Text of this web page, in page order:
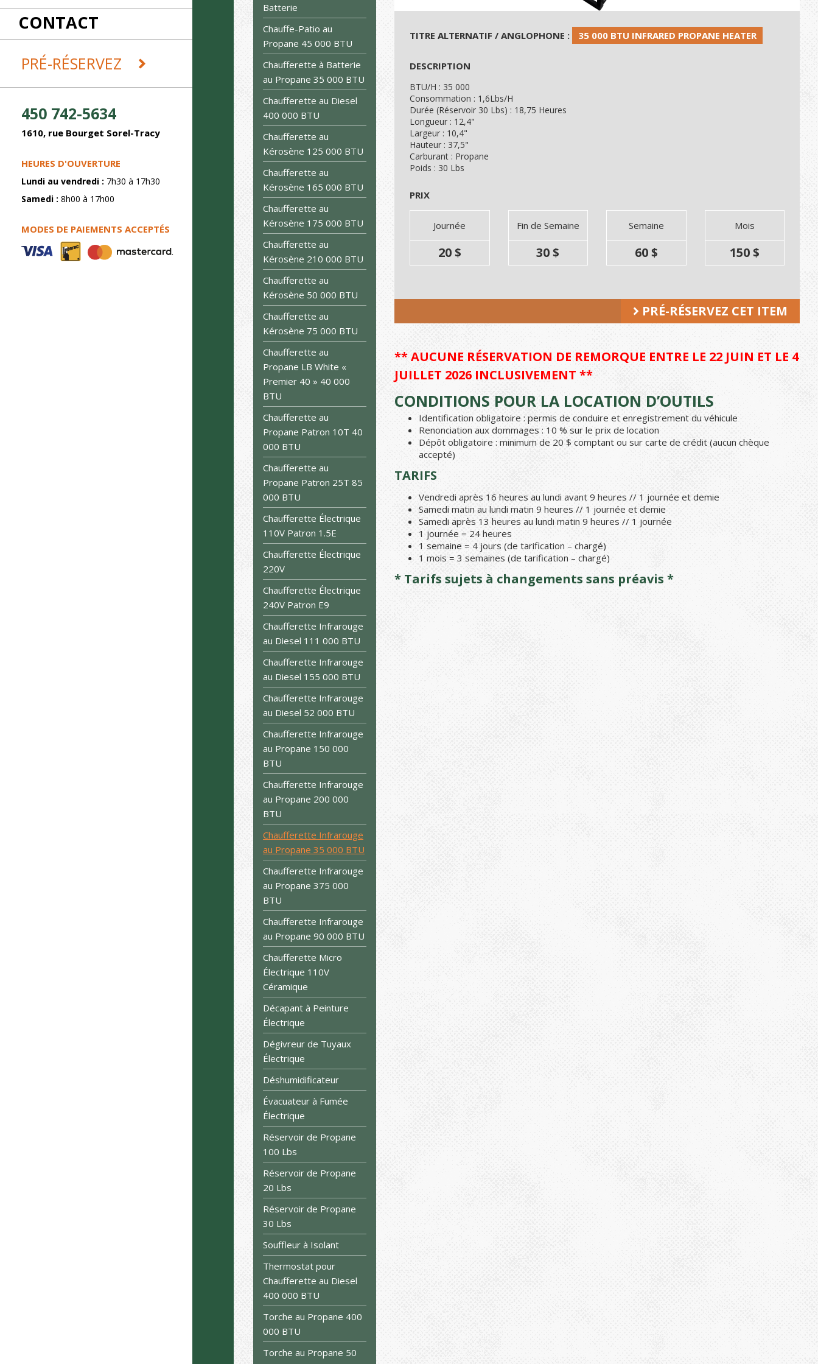
CONTACT
PRÉ-RÉSERVEZ
450 742-5634
1610, rue Bourget Sorel-Tracy
HEURES D'OUVERTURE
Lundi au vendredi : 7h30 à 17h30
Samedi : 8h00 à 17h00
MODES DE PAIEMENTS ACCEPTÉS
REMORQUES ET DÉMÉNAGEMENT
SABLAGE
Batterie
Chauffe-Patio au
Propane 45 000 BTU
Chaufferette à Batterie
au Propane 35 000 BTU
Chaufferette au Diesel
400 000 BTU
Chaufferette au
Kérosène 125 000 BTU
Chaufferette au
Kérosène 165 000 BTU
Chaufferette au
Kérosène 175 000 BTU
Chaufferette au
Kérosène 210 000 BTU
Chaufferette au
Kérosène 50 000 BTU
Chaufferette au
Kérosène 75 000 BTU
Chaufferette au
Propane LB White «
Premier 40 » 40 000
BTU
Chaufferette au
Propane Patron 10T 40
000 BTU
Chaufferette au
Propane Patron 25T 85
000 BTU
Chaufferette Électrique
110V Patron 1.5E
Chaufferette Électrique
220V
Chaufferette Électrique
240V Patron E9
Chaufferette Infrarouge
au Diesel 111 000 BTU
Chaufferette Infrarouge
au Diesel 155 000 BTU
Chaufferette Infrarouge
au Diesel 52 000 BTU
Chaufferette Infrarouge
au Propane 150 000
BTU
Chaufferette Infrarouge
au Propane 200 000
BTU
Chaufferette Infrarouge
au Propane 35 000 BTU
Chaufferette Infrarouge
au Propane 375 000
BTU
Chaufferette Infrarouge
au Propane 90 000 BTU
Chaufferette Micro
Électrique 110V
Céramique
Décapant à Peinture
Électrique
Dégivreur de Tuyaux
Électrique
Déshumidificateur
Évacuateur à Fumée
Électrique
Réservoir de Propane
100 Lbs
Réservoir de Propane
20 Lbs
Réservoir de Propane
30 Lbs
Souffleur à Isolant
Thermostat pour
Chaufferette au Diesel
400 000 BTU
Torche au Propane 400
000 BTU
Torche au Propane 50
TITRE ALTERNATIF / ANGLOPHONE : 35 000 BTU INFRARED PROPANE HEATER
DESCRIPTION
BTU/H : 35 000
Consommation : 1,6Lbs/H
Durée (Réservoir 30 Lbs) : 18,75 Heures
Longueur : 12,4"
Largeur : 10,4"
Hauteur : 37,5"
Carburant : Propane
Poids : 30 Lbs
PRIX
Journée
20 $
Fin de Semaine
30 $
Semaine
60 $
Mois
150 $
PRÉ-RÉSERVEZ CET ITEM
** AUCUNE RÉSERVATION DE REMORQUE ENTRE LE 22 JUIN ET LE 4
JUILLET 2026 INCLUSIVEMENT **
CONDITIONS POUR LA LOCATION D’OUTILS
Identification obligatoire : permis de conduire et enregistrement du véhicule
Renonciation aux dommages : 10 % sur le prix de location
Dépôt obligatoire : minimum de 20 $ comptant ou sur carte de crédit (aucun chèque
accepté)
TARIFS
Vendredi après 16 heures au lundi avant 9 heures // 1 journée et demie
Samedi matin au lundi matin 9 heures // 1 journée et demie
Samedi après 13 heures au lundi matin 9 heures // 1 journée
1 journée = 24 heures
1 semaine = 4 jours (de tarification – chargé)
1 mois = 3 semaines (de tarification – chargé)
* Tarifs sujets à changements sans préavis *